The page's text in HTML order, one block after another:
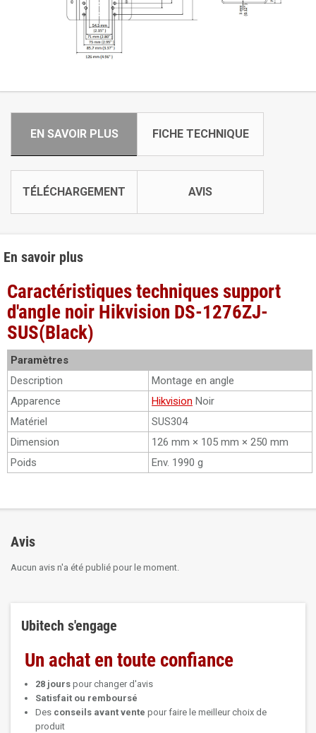
EN SAVOIR PLUS FICHE TECHNIQUE
TÉLÉCHARGEMENT AVIS
En savoir plus
Caractéristiques techniques support
d'angle noir Hikvision DS-1276ZJ-
SUS(Black)
Paramètres
Description
Montage en angle
Apparence
Hikvision Noir
Matériel
SUS304
Dimension
126 mm × 105 mm × 250 mm
Poids
Env. 1990 g
Avis
Aucun avis n'a été publié pour le moment.
Ubitech s'engage
Un achat en toute confiance
28 jours pour changer d'avis
Satisfait ou remboursé
Des conseils avant vente pour faire le meilleur choix de
produit